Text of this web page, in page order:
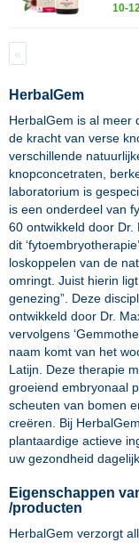
10-
«
HerbalGem
HerbalGem is al meer
de kracht van verse
verschillende
knopconcetraten,
laboratorium is
is een onderdeel van
60 ontwikkeld door Dr.
dit
loskoppelen van de
omringt. Juist hierin
genezing”. Deze
ontwikkeld door Dr.
vervolgens
naam komt van het
Latijn. Deze therapie
groeiend embryonaal
scheuten van bomen
creëren. Bij
plantaardige actieve
uw gezondheid
Eigenschappen
/producten
HerbalGem verzorgt